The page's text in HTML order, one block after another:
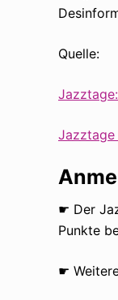
Quelle:
Jazztage
☛ Der
Punkte
☛